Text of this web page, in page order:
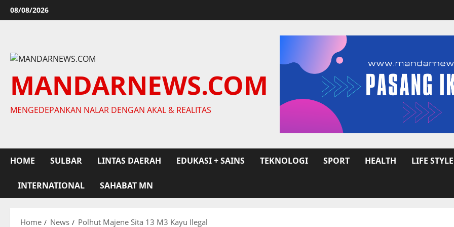
Skip
to
08/08/2026
MANDARNEWS.COM
MENGEDEPANKAN NALAR DENGAN AKAL & REALITAS
HOME SULBAR LINTAS DAERAH EDUKASI + SAINS TEKNOLOGI SPORT HEALTH LIFE STYLE
INTERNATIONAL SAHABAT MN
Home News Polhut Majene Sita 13 M3 Kayu Ilegal